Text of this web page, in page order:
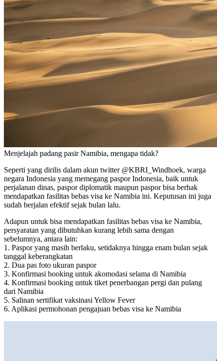
Menjelajah padang pasir Namibia, mengapa tidak?
Seperti yang dirilis dalam akun twitter @KBRI_Windhoek, warga
negara Indonesia yang memegang paspor Indonesia, baik untuk
perjalanan dinas, paspor diplomatik maupun paspor bisa berhak
mendapatkan fasilitas bebas visa ke Namibia ini. Keputusan ini juga
sudah berjalan efektif sejak bulan lalu.
Adapun untuk bisa mendapatkan fasilitas bebas visa ke Namibia,
persyaratan yang dibutuhkan kurang lebih sama dengan
sebelumnya, antara lain:
1. Paspor yang masih berlaku, setidaknya hingga enam bulan sejak
tanggal keberangkatan
2. Dua pas foto ukuran paspor
3. Konfirmasi booking untuk akomodasi selama di Namibia
4. Konfirmasi booking untuk tiket penerbangan pergi dan pulang
dari Namibia
5. Salinan sertifikat vaksinasi Yellow Fever
6. Aplikasi permohonan pengajuan bebas visa ke Namibia